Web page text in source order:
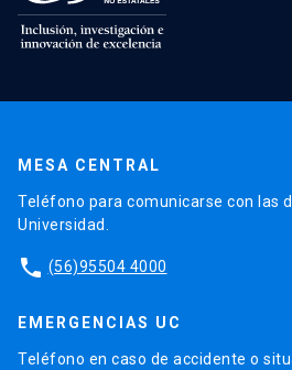
MESA CENTRAL
Teléfono para comunicarse con las
Universidad.
phone (56)95504 4000
EMERGENCIAS UC
Teléfono en caso de accidente o